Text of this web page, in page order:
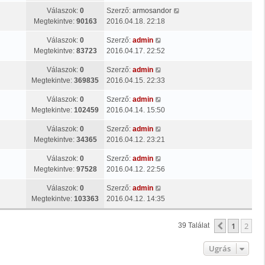
Válaszok: 0
Megtekintve: 90163
Szerző: armosandor
2016.04.18. 22:18
Válaszok: 0
Megtekintve: 83723
Szerző: admin
2016.04.17. 22:52
Válaszok: 0
Megtekintve: 369835
Szerző: admin
2016.04.15. 22:33
Válaszok: 0
Megtekintve: 102459
Szerző: admin
2016.04.14. 15:50
Válaszok: 0
Megtekintve: 34365
Szerző: admin
2016.04.12. 23:21
Válaszok: 0
Megtekintve: 97528
Szerző: admin
2016.04.12. 22:56
Válaszok: 0
Megtekintve: 103363
Szerző: admin
2016.04.12. 14:35
39 Találat Előző
1 2
Ugrás